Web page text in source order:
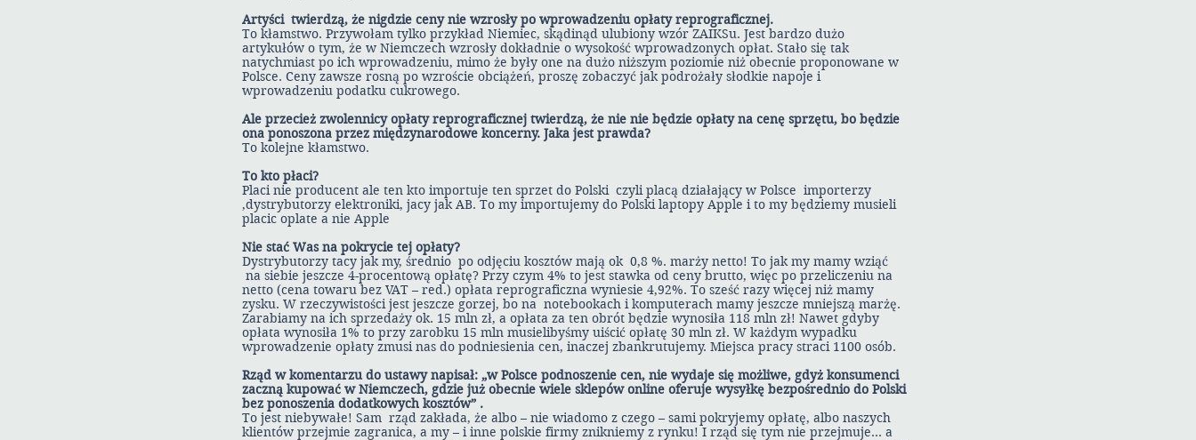
Artyści twierdzą, że nigdzie ceny nie wzrosły po wprowadzeniu opłaty reprograficznej.
To kłamstwo. Przywołam tylko przykład Niemiec, skądinąd ulubiony wzór ZAIKSu. Jest bardzo dużo
artykułów o tym, że w Niemczech wzrosły dokładnie o wysokość wprowadzonych opłat. Stało się tak
natychmiast po ich wprowadzeniu, mimo że były one na dużo niższym poziomie niż obecnie proponowane w
Polsce. Ceny zawsze rosną po wzroście obciążeń, proszę zobaczyć jak podrożały słodkie napoje i
wprowadzeniu podatku cukrowego.
Ale przecież zwolennicy opłaty reprograficznej twierdzą, że nie nie będzie opłaty na cenę sprzętu, bo będzie
ona ponoszona przez międzynarodowe koncerny. Jaka jest prawda?
To kolejne kłamstwo.
To kto płaci?
Placi nie producent ale ten kto importuje ten sprzet do Polski czyli placą działający w Polsce importerzy
,dystrybutorzy elektroniki, jacy jak AB. To my importujemy do Polski laptopy Apple i to my będziemy musieli
placic oplate a nie Apple
Nie stać Was na pokrycie tej opłaty?
Dystrybutorzy tacy jak my, średnio po odjęciu kosztów mają ok 0,8 %. marży netto! To jak my mamy wziąć
na siebie jeszcze 4-procentową opłatę? Przy czym 4% to jest stawka od ceny brutto, więc po przeliczeniu na
netto (cena towaru bez VAT – red.) opłata reprograficzna wyniesie 4,92%. To sześć razy więcej niż mamy
zysku. W rzeczywistości jest jeszcze gorzej, bo na notebookach i komputerach mamy jeszcze mniejszą marżę.
Zarabiamy na ich sprzedaży ok. 15 mln zł, a opłata za ten obrót będzie wynosiła 118 mln zł! Nawet gdyby
opłata wynosiła 1% to przy zarobku 15 mln musielibyśmy uiścić opłatę 30 mln zł. W każdym wypadku
wprowadzenie opłaty zmusi nas do podniesienia cen, inaczej zbankrutujemy. Miejsca pracy straci 1100 osób.
Rząd w komentarzu do ustawy napisał: „w Polsce podnoszenie cen, nie wydaje się możliwe, gdyż konsumenci
zaczną kupować w Niemczech, gdzie już obecnie wiele sklepów online oferuje wysyłkę bezpośrednio do Polski
bez ponoszenia dodatkowych kosztów” .
To jest niebywałe! Sam rząd zakłada, że albo – nie wiadomo z czego – sami pokryjemy opłatę, albo naszych
klientów przejmie zagranica, a my – i inne polskie firmy znikniemy z rynku! I rząd się tym nie przejmuje… a